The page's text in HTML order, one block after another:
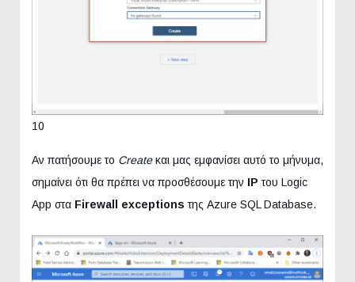
10
Αν πατήσουμε το Createκαι μας εμφανίσει αυτό το μήνυμα,
σημαίνει ότι θα πρέπει να προσθέσουμε την IPτου Logic
App στα Firewall exceptions της Azure SQL Database.